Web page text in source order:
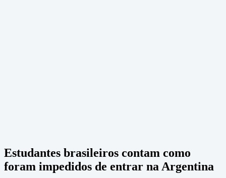
Estudantes brasileiros contam como
foram impedidos de entrar na Argentina